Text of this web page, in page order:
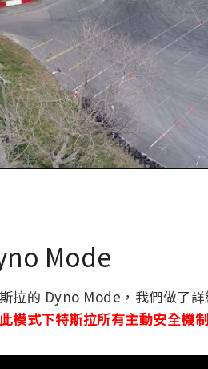
Mode
拉的 Dyno Mode，我們做了詳
模式下特斯拉所有主動安全機